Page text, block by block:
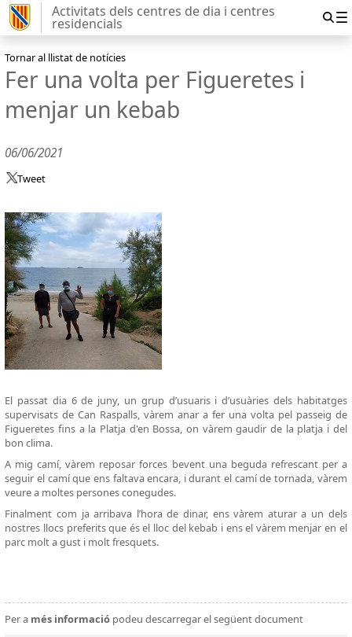
Activitats dels centres de dia i centres
residencials
Tornar al llistat de notícies
Fer una volta per Figueretes i
menjar un kebab
06/06/2021
Tweet
El passat dia 6 de juny, un grup d’usuaris i d’usuàries dels habitatges
supervisats de Can Raspalls, vàrem anar a fer una volta pel passeig de
Figueretes fins a la Platja d'en Bossa, on vàrem gaudir de la platja i del
bon clima.
A mig camí, vàrem reposar forces bevent una beguda refrescant per a
seguir el camí que ens faltava encara, i durant el camí de tornada, vàrem
veure a moltes persones conegudes.
Finalment com ja arribava l’hora de dinar, ens vàrem aturar a un dels
nostres llocs preferits que és el lloc del kebab i ens el vàrem menjar en el
parc molt a gust i molt fresquets.
Per a més informació podeu descarregar el següent document